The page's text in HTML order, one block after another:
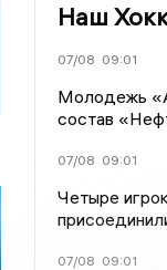
Наш
07/08 09:01
Молодежь
состав
07/08 09:01
Четыре
07/08 09:01